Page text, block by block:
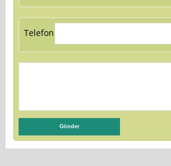
Telefon: